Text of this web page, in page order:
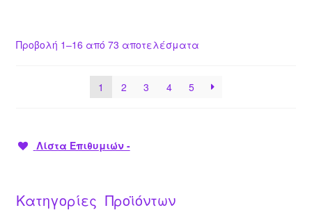
Προβολή 1–16 από 73 αποτελέσματα
1 2 3 4 5
Λίστα Επιθυμιών -
Κατηγορίες Προϊόντων